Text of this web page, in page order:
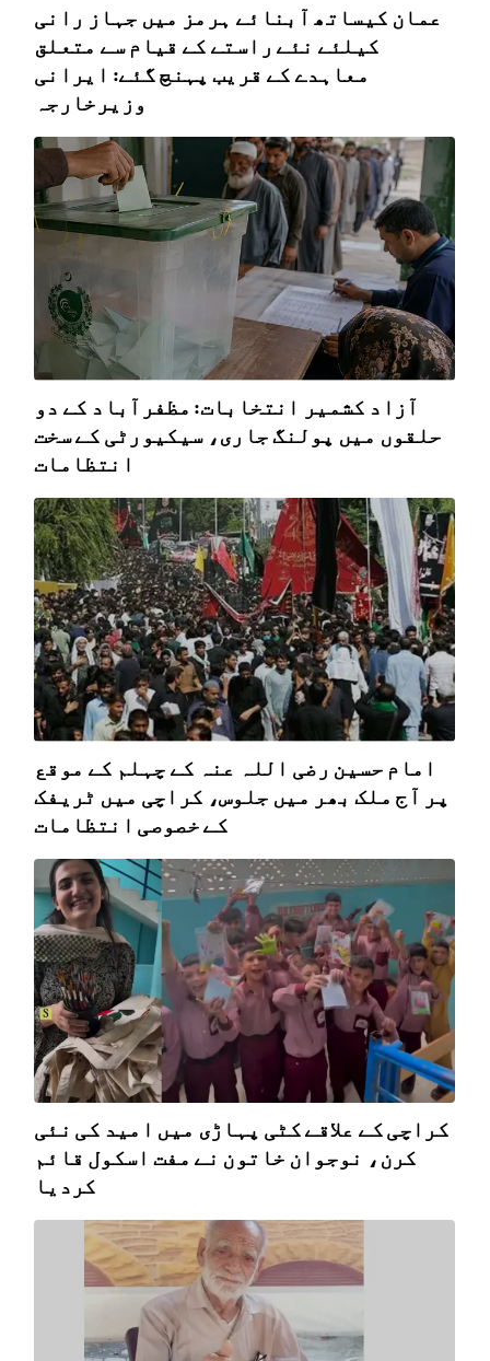
عمان کیساتھ آبنائے ہرمز میں جہاز رانی
کیلئے نئے راستے کے قیام سے متعلق
معاہدے کے قریب پہنچ گئے: ایرانی
وزیرخارجہ
آزاد کشمیر انتخابات: مظفرآباد کے دو
حلقوں میں پولنگ جاری، سیکیورٹی کے سخت
انتظامات
امام حسین رضی اللہ عنہ کے چہلم کے موقع
پر آج ملک بھر میں جلوس، کراچی میں ٹریفک
کے خصوصی انتظامات
کراچی کے علاقے کٹی پہاڑی میں امید کی نئی
کرن، نوجوان خاتون نے مفت اسکول قائم
کردیا